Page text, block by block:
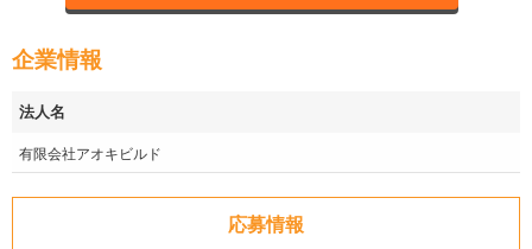
企業情報
法人名
有限会社アオキビルド
応募情報